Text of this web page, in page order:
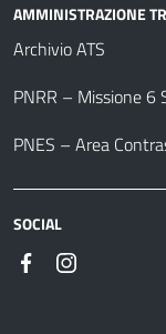
AMMINISTRAZIONE
Archivio ATS
PNRR – Missione 6
PNES – Area
SOCIAL